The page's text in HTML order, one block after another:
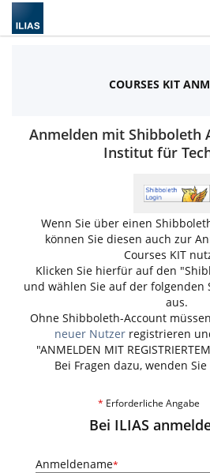
COURSES KIT
Anmelden mit Shibboleth
Institut für
Wenn Sie über einen
können Sie diesen auch zur
Courses KIT
Klicken Sie hierfür auf den
und wählen Sie auf der folgenden
aus.
Ohne Shibboleth-Account
neuer Nutzerregistrieren
"ANMELDEN MIT
Bei Fragen dazu, wenden
* Erforderliche Angabe
Bei ILIAS
Anmeldename*